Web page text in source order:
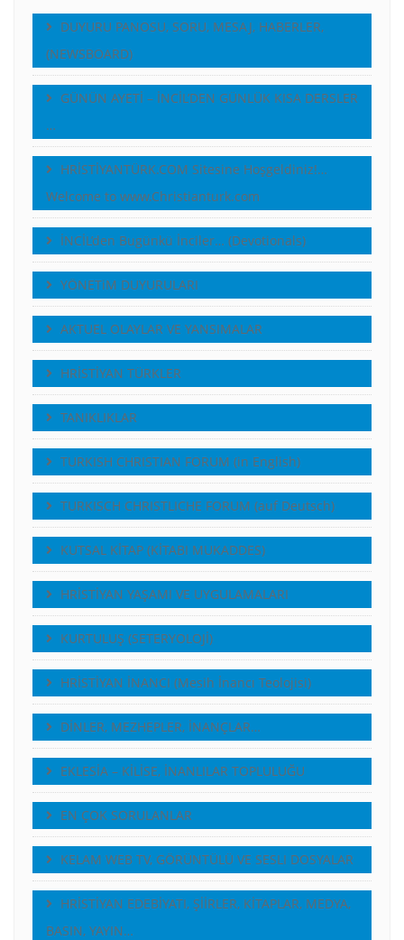
DUYURU PANOSU, SORU, MESAJ, HABERLER,
(NEWSBOARD)
GÜNÜN AYETİ – İNCİL’DEN GÜNLÜK KISA DERSLER
…
HRİSTİYANTÜRK.COM Sitesine Hoşgeldiniz!…
Welcome to www.Christianturk.com
İNCİL’den Bugünkü İnciler… (Devotionals)
YÖNETiM DUYURULARI
AKTUEL OLAYLAR VE YANSIMALAR
HRİSTİYAN TÜRKLER
TANIKLIKLAR
TURKISH CHRISTIAN FORUM (in English)
TURKISCH CHRISTLICHE FORUM (auf Deutsch)
KUTSAL KİTAP (KİTABI MUKADDES)
HRİSTİYAN YAŞAMI VE UYGULAMALARI
KURTULUŞ (SETERYOLOJİ)
HRİSTİYAN İNANCI (Mesih İnancı Teolojisi)
DİNLER, MEZHEPLER, İNANÇLAR…
EKLESİA – KİLİSE, İNANLILAR TOPLULUĞU
EN ÇOK SORULANLAR
KELAM WEB TV, GÖRÜNTÜLÜ VE SESLI DOSYALAR
HRİSTİYAN EDEBİYATI, ŞİİRLER, KİTAPLAR, MEDYA,
BASIN, YAYIN…